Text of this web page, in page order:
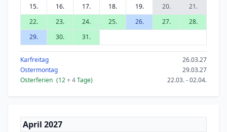
15.
16. 17. 18. 19. 20.
21.
22.
23. 24. 25. 26. 27.
28.
29.
30. 31.
Karfreitag
26.03.27
Ostermontag
29.03.27
Osterferien (12+ 4Tage) 22.03. - 02.04.
April 2027